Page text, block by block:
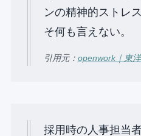
ンの精神的ストレ
そ何も⾔えない。
引用元： openwork｜東
採⽤時の⼈事担当